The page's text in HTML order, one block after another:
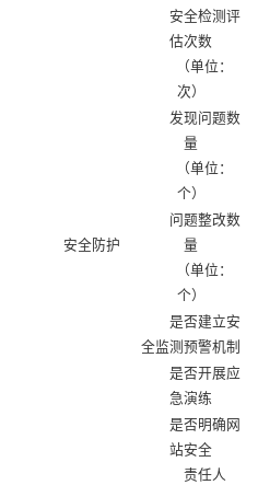
安全防护
安全检测评
估次数
（单位：
次）
发现问题数
量
（单位：
个）
问题整改数
量
（单位：
个）
是否建立安
全监测预警机制
是否开展应
急演练
是否明确网
站安全
责任人